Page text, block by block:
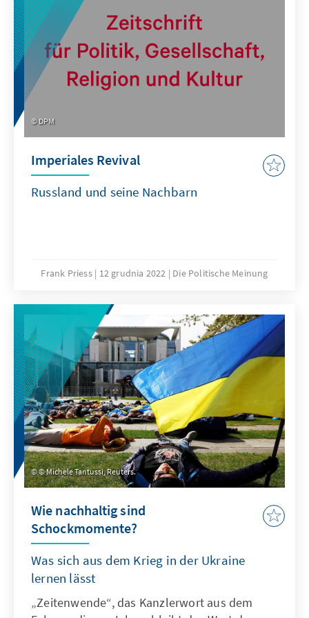
DPM
Imperiales Revival
Russland und seine Nachbarn
Frank Priess 12 grudnia 2022 Die Politische Meinung
© Michele Tantussi, Reuters.
Wie nachhaltig sind
Schockmomente?
Was sich aus dem Krieg in der Ukraine
lernen lässt
„Zeitenwende“, das Kanzlerwort aus dem